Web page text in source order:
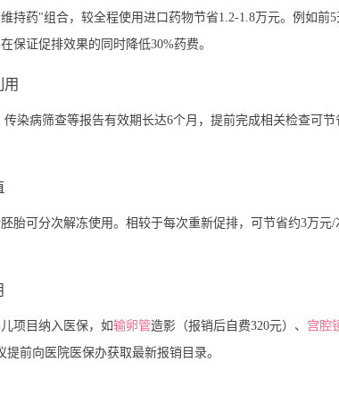
持药"组合，较全程使用进口药物节省1.2-1.8万元。例如前
保证促排效果的同时降低30%药费。
用
染病筛查等报告有效期长达6个月，提前完成相关检查可节
胎可分次解冻使用。相较于每次重新促排，可节省约3万元/
项目纳入医保，如输卵管造影（报销后自费320元）、 宫腔
提前向医院医保办获取最新报销目录。